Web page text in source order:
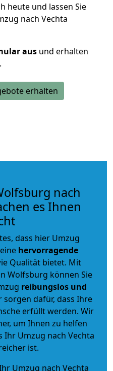
heute und lassen Sie
nach Vechta
aus und erhalten
erhalten
nach
es Ihnen
dass hier Umzug
hervorragende
Qualität bietet. Mit
Wolfsburg können Sie
reibungslos und
dafür, dass Ihre
erfüllt werden. Wir
um Ihnen zu helfen
Ihr Umzug nach Vechta
ist.
Umzug nach Vechta